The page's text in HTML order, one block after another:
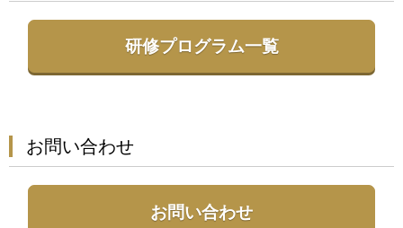
研修プログラム一覧
お問い合わせ
お問い合わせ